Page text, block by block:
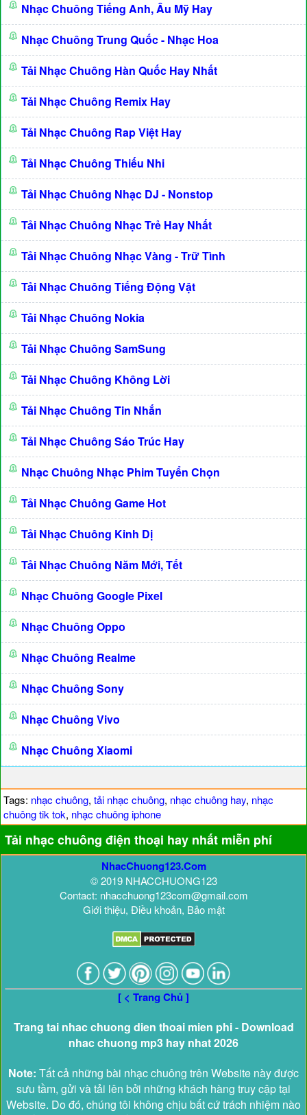
Nhạc Chuông Tiếng Anh, Âu Mỹ Hay
Nhạc Chuông Trung Quốc - Nhạc Hoa
Tải Nhạc Chuông Hàn Quốc Hay Nhất
Tải Nhạc Chuông Remix Hay
Tải Nhạc Chuông Rap Việt Hay
Tải Nhạc Chuông Thiếu Nhi
Tải Nhạc Chuông Nhạc DJ - Nonstop
Tải Nhạc Chuông Nhạc Trẻ Hay Nhất
Tải Nhạc Chuông Nhạc Vàng - Trữ Tình
Tải Nhạc Chuông Tiếng Động Vật
Tải Nhạc Chuông Nokia
Tải Nhạc Chuông SamSung
Tải Nhạc Chuông Không Lời
Tải Nhạc Chuông Tin Nhắn
Tải Nhạc Chuông Sáo Trúc Hay
Nhạc Chuông Nhạc Phim Tuyển Chọn
Tải Nhạc Chuông Game Hot
Tải Nhạc Chuông Kinh Dị
Tải Nhạc Chuông Năm Mới, Tết
Nhạc Chuông Google Pixel
Nhạc Chuông Oppo
Nhạc Chuông Realme
Nhạc Chuông Sony
Nhạc Chuông Vivo
Nhạc Chuông Xiaomi
Tags: nhạc chuông, tải nhạc chuông, nhạc chuông hay, nhạc
chuông tik tok, nhạc chuông iphone
Tải nhạc chuông điện thoại hay nhất miễn phí
NhacChuong123.Com
© 2019 NHACCHUONG123
Contact: nhacchuong123com@gmail.com
Giới thiệu, Điều khoản, Bảo mật
[ < Trang Chủ ]
Trang tai nhac chuong dien thoai mien phi - Download
nhac chuong mp3 hay nhat 2026
Note: Tất cả những bài nhạc chuông trên Website này được
sưu tầm, gửi và tải lên bởi những khách hàng truy cập tại
Website. Do đó, chúng tôi không chịu bất cứ trách nhiệm nào